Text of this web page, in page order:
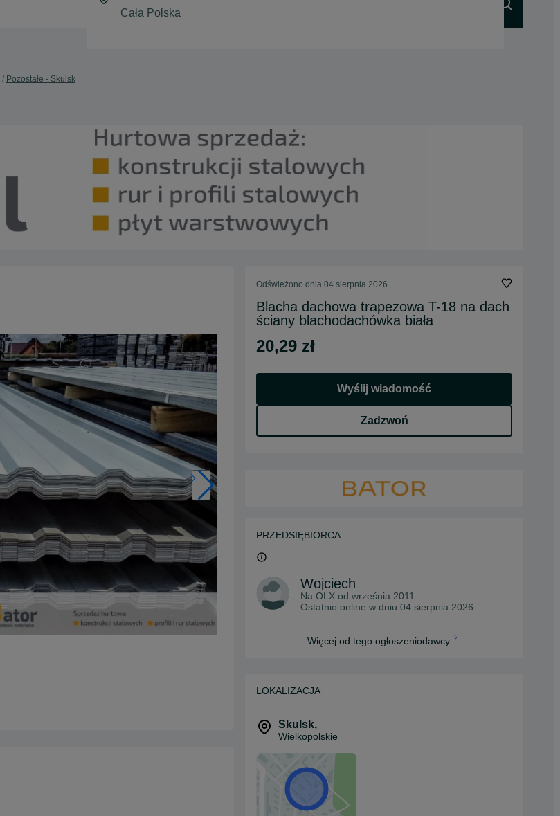
Pozostałe - Skulsk
Odświeżono dnia 04 sierpnia 2026
Blacha dachowa trapezowa T-18 na dach
ściany blachodachówka biała
20,29 zł
Wyślij wiadomość
Zadzwoń
PRZEDSIĘBIORCA
Wojciech
Na OLX od września 2011
Ostatnio online w dniu 04 sierpnia 2026
Więcej od tego ogłoszeniodawcy
LOKALIZACJA
Skulsk,
Wielkopolskie